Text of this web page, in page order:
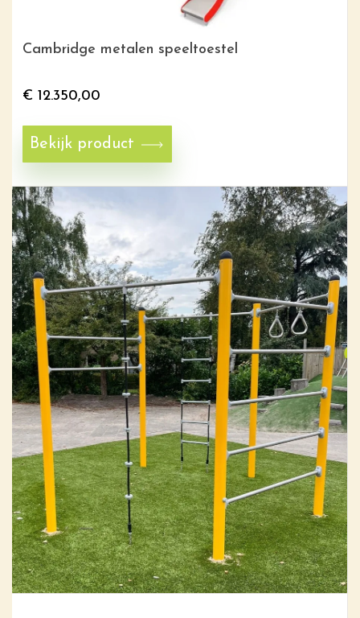
Cambridge metalen speeltoestel
€ 12.350,00
Bekijk product